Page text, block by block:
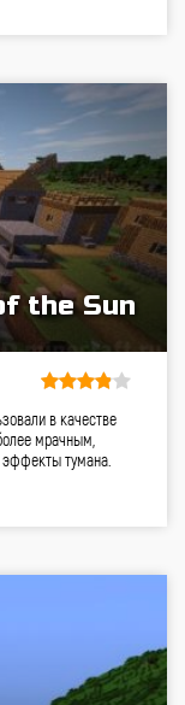
the Sun
в качестве
мрачным,
тумана.